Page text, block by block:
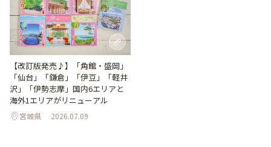
【改訂版発売♪】「角館・盛岡」
「仙台」「鎌倉」「伊豆」「軽井
沢」「伊勢志摩」国内6エリアと
海外1エリアがリニューアル
宮城県 2026.07.09